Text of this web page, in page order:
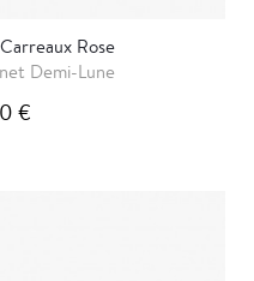
Rose
Demi-Lune
€